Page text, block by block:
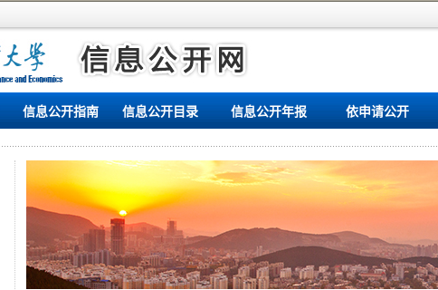
信息公开指南 信息公开目录 信息公开年报 依申请公开